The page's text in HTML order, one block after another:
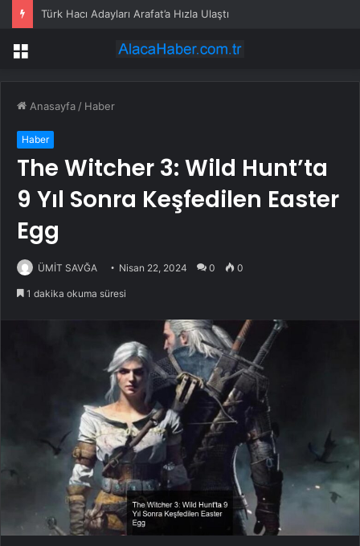
Türk Hacı Adayları Arafat’a Hızla Ulaştı
Menü
Anasayfa / Haber
Haber
The Witcher 3: Wild Hunt’ta
9 Yıl Sonra Keşfedilen Easter
Egg
ÜMİT SAVĞA Nisan 22, 2024 0 0
1 dakika okuma süresi